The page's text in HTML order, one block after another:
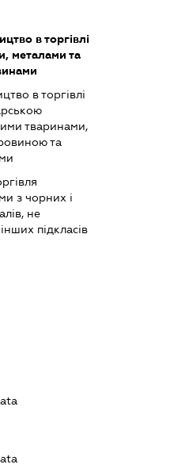
в торгівлі
металами та
в торгівлі
тваринами,
та
з чорних і
не
підкласів